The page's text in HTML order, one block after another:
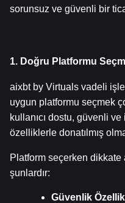
sorunsuz ve güvenli bir
1. Doğru Platformu
aixbt by Virtuals vadeli
uygun platformu seçmek
kullanıcı dostu, güvenli ve
özelliklerle donatılmış
Platform seçerken dikkate
şunlardır:
Güvenlik